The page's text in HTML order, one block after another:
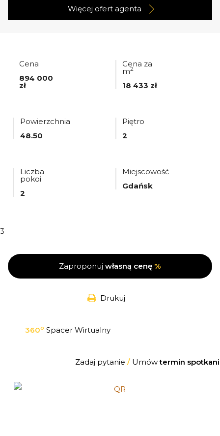
Więcej ofert agenta
Cena
894 000
zł
Cena za
m2
18 433 zł
Powierzchnia
48.50
Piętro
2
Liczba
pokoi
2
Miejscowość
Gdańsk
3
Zaproponuj własną cenę %
Drukuj
360o Spacer Wirtualny
Zadaj pytanie /Umówtermin